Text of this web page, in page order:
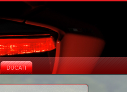
DUCATI